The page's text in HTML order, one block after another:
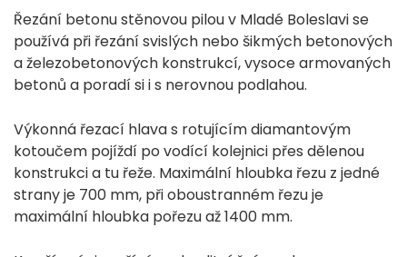
Řezání betonu stěnovou pilou v Mladé Boleslavi se
používá při řezání svislých nebo šikmých betonových
a železobetonových konstrukcí, vysoce armovaných
betonů a poradí si i s nerovnou podlahou.
Výkonná řezací hlava s rotujícím diamantovým
kotoučem pojíždí po vodící kolejnici přes dělenou
konstrukci a tu řeže. Maximální hloubka řezu z jedné
strany je 700 mm, při oboustranném řezu je
maximální hloubka pořezu až 1400 mm.